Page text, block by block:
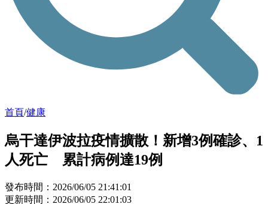
首頁/健康
烏干達伊波拉疫情擴散！新增3例確診、1
人死亡 累計病例達19例
發布時間：2026/06/05 21:41:01
更新時間：2026/06/05 22:01:03